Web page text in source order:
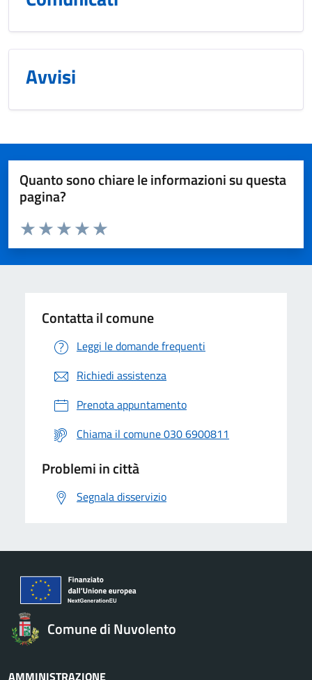
Avvisi
Quanto sono chiare le informazioni su questa
pagina?
Valuta da 1 a 5 stelle la pagina
Valuta 5 stelle su 5
Valuta 4 stelle su 5
Valuta 3 stelle su 5
Valuta 2 stelle su 5
Valuta 1 stelle su 5
Contatta il comune
Leggi le domande frequenti
Richiedi assistenza
Prenota appuntamento
Chiama il comune 030 6900811
Problemi in città
Segnala disservizio
Comune di Nuvolento
AMMINISTRAZIONE